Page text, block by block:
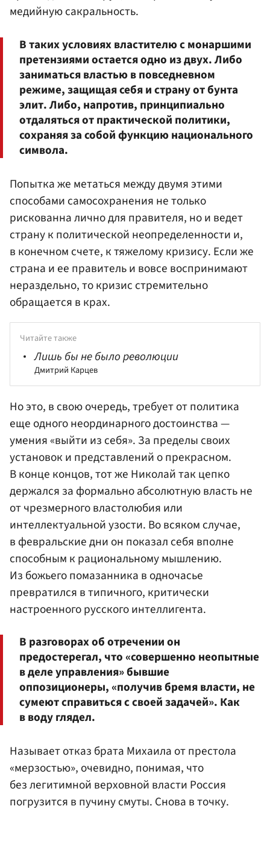
медийную сакральность.
В таких условиях властителю с монаршими
претензиями остается одно из двух. Либо
заниматься властью в повседневном
режиме, защищая себя и страну от бунта
элит. Либо, напротив, принципиально
отдаляться от практической политики,
сохраняя за собой функцию национального
символа.
Попытка же метаться между двумя этими
способами самосохранения не только
рискованна лично для правителя, но и ведет
страну к политической неопределенности и,
в конечном счете, к тяжелому кризису. Если же
страна и ее правитель и вовсе воспринимают
нераздельно, то кризис стремительно
обращается в крах.
Читайте также
Лишь бы не было революции
Дмитрий Карцев
Но это, в свою очередь, требует от политика
еще одного неординарного достоинства —
умения «выйти из себя». За пределы своих
установок и представлений о прекрасном.
В конце концов, тот же Николай так цепко
держался за формально абсолютную власть не
от чрезмерного властолюбия или
интеллектуальной узости. Во всяком случае,
в февральские дни он показал себя вполне
способным к рациональному мышлению.
Из божьего помазанника в одночасье
превратился в типичного, критически
настроенного русского интеллигента.
В разговорах об отречении он
предостерегал, что «совершенно неопытные
в деле управления» бывшие
оппозиционеры, «получив бремя власти, не
сумеют справиться с своей задачей». Как
в воду глядел.
Называет отказ брата Михаила от престола
«мерзостью», очевидно, понимая, что
без легитимной верховной власти Россия
погрузится в пучину смуты. Снова в точку.